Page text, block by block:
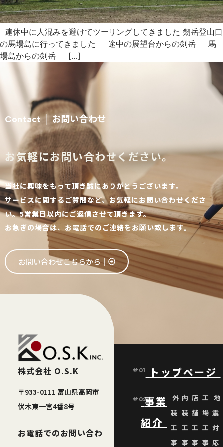
連休中に人混みを避けてツーリングしてきました 剱岳登山口
の馬場島に行ってきました 途中の展望台からの剣岳 馬
場島からの剣岳 […]
Contact │ お問い合わせ
お気軽にお問い合わせください。
当社に興味をもって頂き誠にありがとうございます。
サービスに関するご質問など、お気軽にお問い合わせくださ
い。5営業日以内にご返信させて頂きます。
お急ぎの場合は、お電話でのご連絡をお願い致します。
お問い合わせこちらから│
株式会社 O.S.K
〒933-0111 富山県高岡市
伏木東一宮4番8号
お電話でのお問い合わ
#01 トップページ
#02事業
紹介
外
装
工
事
内
装
工
事
店
舗
工
事
工
場
工
事
地
震
対
応